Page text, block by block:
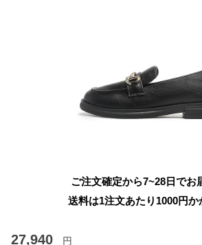
ご注文確定から7~28日でお
送料は1注文あたり 1000円
27,940 円